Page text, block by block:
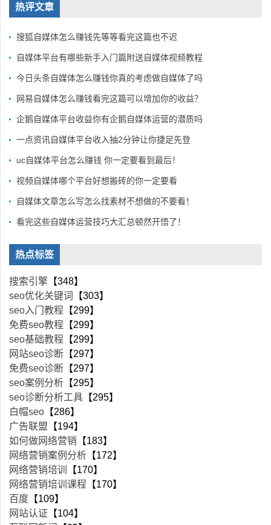
热评文章
搜狐自媒体怎么赚钱先等等看完这篇也不迟
自媒体平台有哪些新手入门篇附送自媒体视频教程
今日头条自媒体怎么赚钱你真的考虑做自媒体了吗
网易自媒体怎么赚钱看完这篇可以增加你的收益？
企鹅自媒体平台收益你有企鹅自媒体运营的潜质吗
一点资讯自媒体平台收入抽2分钟让你捷足先登
uc自媒体平台怎么赚钱 你一定要看到最后！
视频自媒体哪个平台好想搬砖的你一定要看
自媒体文章怎么写怎么找素材不想做的不要看！
看完这些自媒体运营技巧大汇总顿然开悟了！
热点标签
搜索引擎 【348】
seo优化关键词
【303】
seo入门教程 【299】
免费seo教程 【299】
seo基础教程 【299】
网站seo诊断 【297】
免费seo诊断 【297】
seo案例分析 【295】
seo诊断分析工具 【295】
白帽seo 【286】
广告联盟 【194】
如何做网络营销 【183】
网络营销案例分析 【172】
网络营销培训
【170】
网络营销培训课程 【170】
百度 【109】
网站认证 【104】